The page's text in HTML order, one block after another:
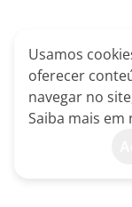
Usamos
oferecer
navegar no
Saiba mais em